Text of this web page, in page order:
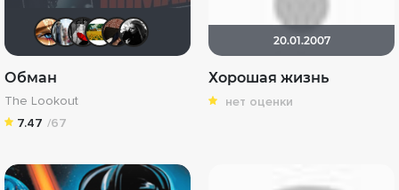
Наташа Фил
id95924809
Мышь Белая
Julia75fanat-98
Gi_Ju
Обман
The Lookout
7.47 /67
20.01.2007
Хорошая жизнь
нет оценки